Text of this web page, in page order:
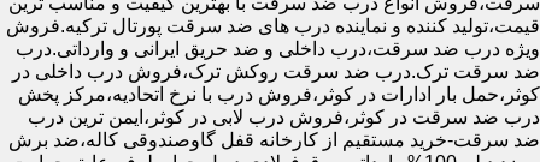
قیمت،تولید کننده و نماینده درب های ضد سرقت پورتال ترکیه.فروش
ویژه درب ضد سرقت،درب داخلی و ضد حریق ایرانی و وارداتی.درب
ضد سرقت ترک.درب ضد سرقت روکش ترک،فروش درب داخلی در
کوثر،حمل بار ادارات در کوثر،فروش درب با نرخ اتحادیه،مرکز پخش
درب ضد سرقت در کوثر،فروش درب لابی در کوثر،ایمن ترین درب
ضد سرقت-خرید مستقیم از کارخانه قفل گاوصندوقی کاله،ضد برش